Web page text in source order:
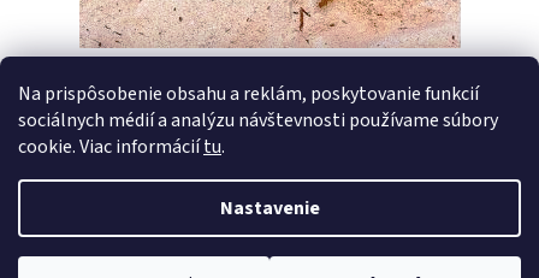
Na prispôsobenie obsahu a reklám, poskytovanie funkcií
sociálnych médií a analýzu návštevnosti používame súbory
cookie. Viac informáciítu.
Nastavenie
PREDCHÁDZAJÚCI ČLÁNOK
Copyright 2026Pracie pásiky GreenSun. Všetky práva vyhradené.